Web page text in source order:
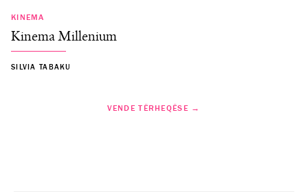
KINEMA
Kinema Millenium
SILVIA TABAKU
VENDE TËRHEQËSE →